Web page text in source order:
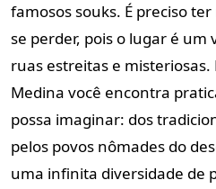
famosos souks. É preciso
se perder, pois o lugar é
ruas estreitas e
Medina você encontra
possa imaginar: dos
pelos povos nômades do
uma infinita diversidade de